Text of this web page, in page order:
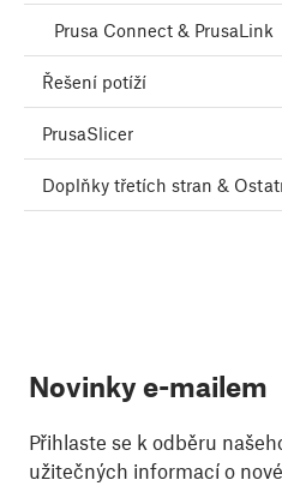
Prusa Connect & PrusaLink
Řešení potíží
PrusaSlicer
Doplňky třetích stran &
Novinky e-mailem
Přihlaste se k odběru
užitečných informací o